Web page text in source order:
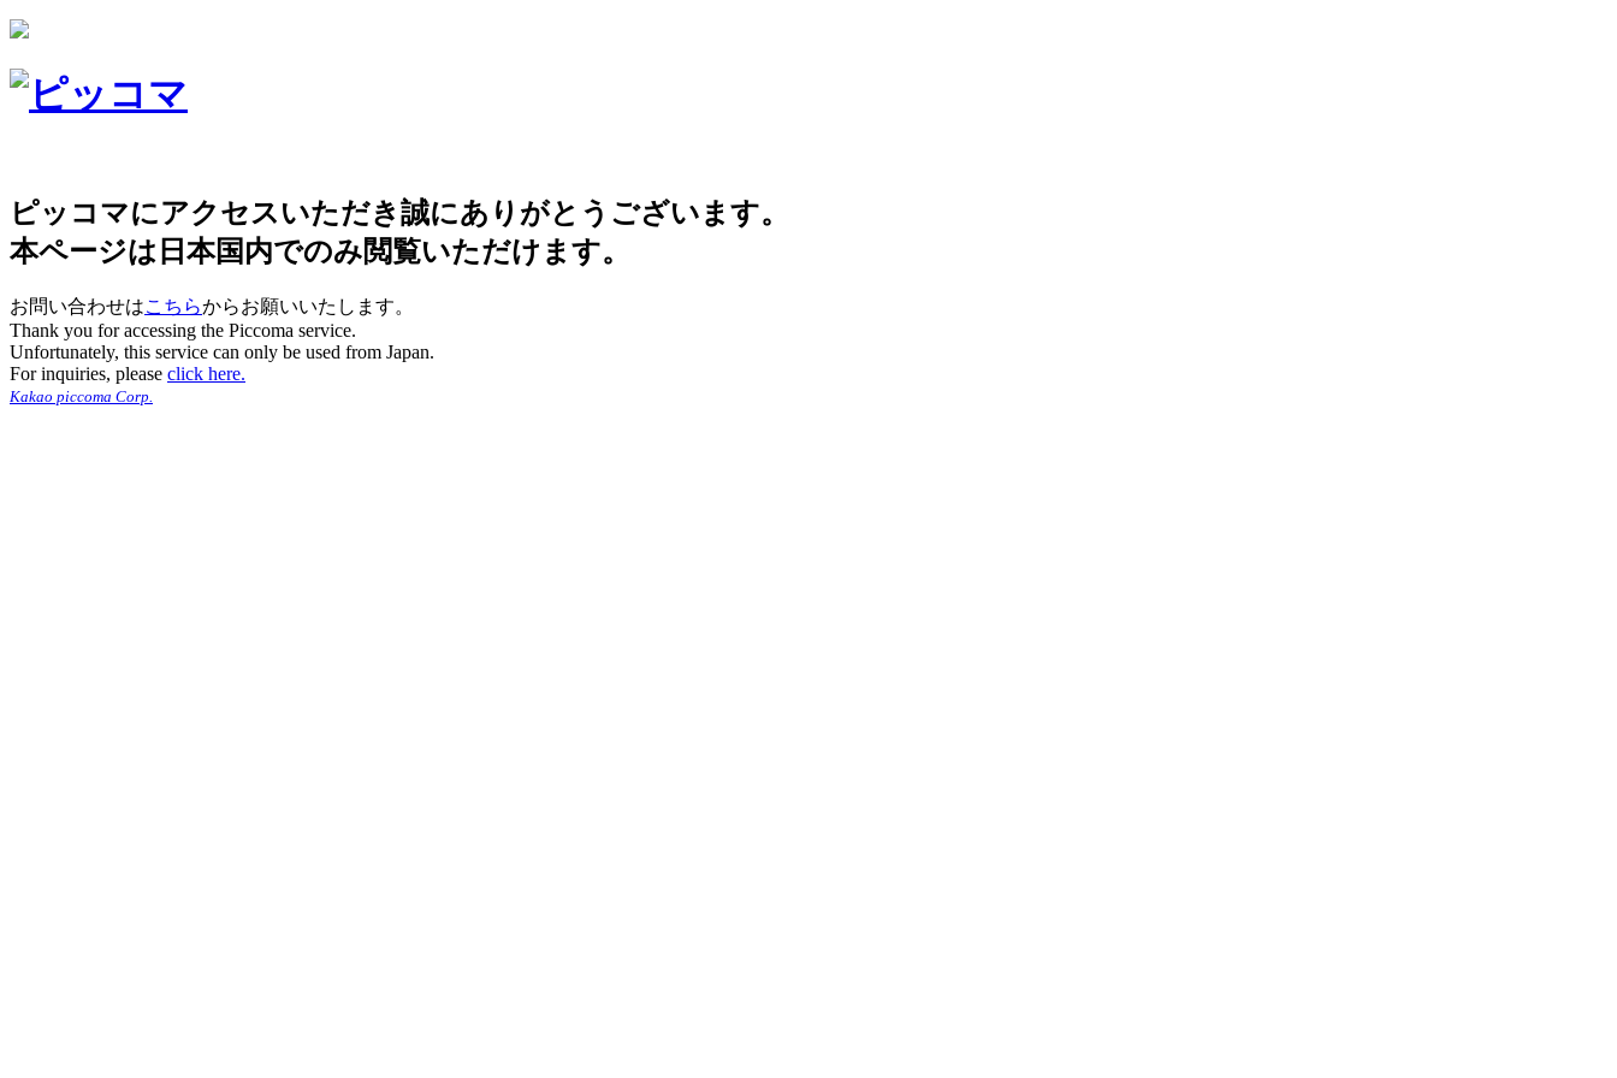
ピッコマにアクセスいただき誠にありがとうございます。
本ページは日本国内でのみ閲覧いただけます。
お問い合わせはこちらからお願いいたします。
Thank you for accessing the Piccoma service.
Unfortunately, this service can only be used from Japan.
For inquiries, please click here.
Kakao piccoma Corp.